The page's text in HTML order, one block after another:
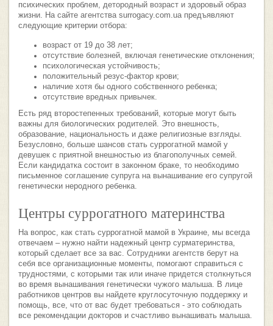
психических проблем, детородный возраст и здоровый образ
жизни. На сайте агентства surrogacy.com.ua предъявляют
следующие критерии отбора:
возраст от 19 до 38 лет;
отсутствие болезней, включая генетические отклонения;
психологическая устойчивость;
положительный резус-фактор крови;
наличие хотя бы одного собственного ребенка;
отсутствие вредных привычек.
Есть ряд второстепенных требований, которые могут быть
важны для биологических родителей. Это внешность,
образование, национальность и даже религиозные взгляды.
Безусловно, больше шансов стать суррогатной мамой у
девушек с приятной внешностью из благополучных семей.
Если кандидатка состоит в законном браке, то необходимо
письменное соглашение супруга на вынашивание его супругой
генетически неродного ребенка.
Центры суррогатного материнства
На вопрос, как стать суррогатной мамой в Украине, мы всегда
отвечаем – нужно найти надежный центр сурматеринства,
который сделает все за вас. Сотрудники агентств берут на
себя все организационные моменты, помогают справиться с
трудностями, с которыми так или иначе придется столкнуться
во время вынашивания генетически чужого малыша. В лице
работников центров вы найдете круглосуточную поддержку и
помощь, все, что от вас будет требоваться - это соблюдать
все рекомендации докторов и счастливо вынашивать малыша.